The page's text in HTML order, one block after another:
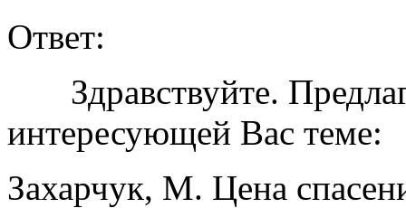
Ответ:
Здравствуйте.
интересующей Вас теме:
Захарчук, М. Цена